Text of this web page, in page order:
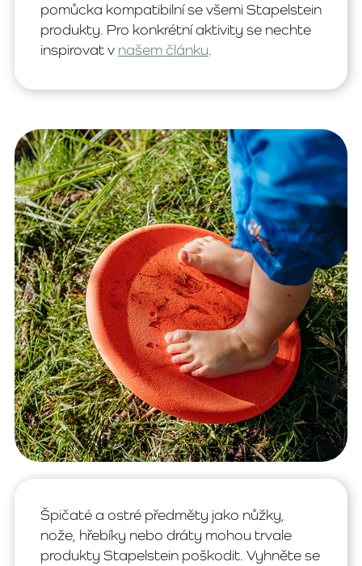
pomůcka kompatibilní se všemi Stapelstein
produkty. Pro konkrétní aktivity se nechte
inspirovat v našem článku.
Špičaté a ostré předměty jako nůžky,
nože, hřebíky nebo dráty mohou trvale
produkty Stapelstein poškodit. Vyhněte se